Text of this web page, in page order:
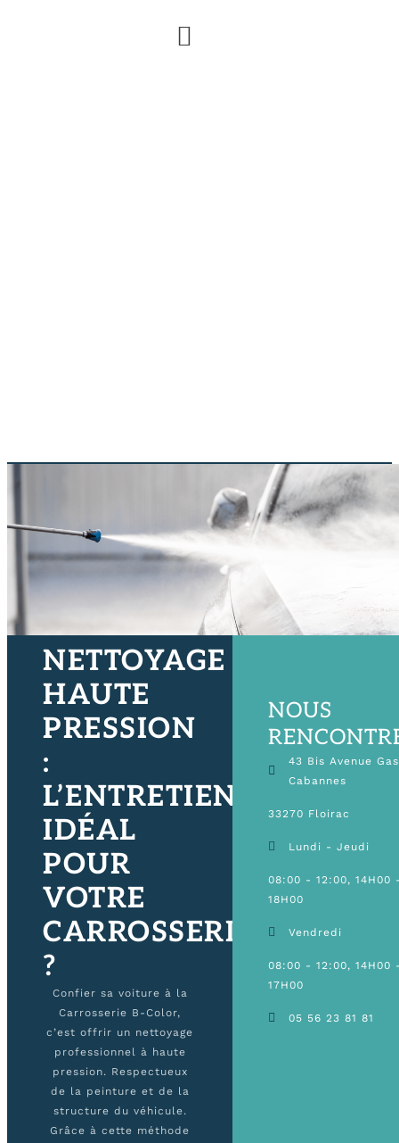
NETTOYAGE
HAUTE
PRESSION
:
L’ENTRETIEN
IDÉAL
POUR
VOTRE
CARROSSERIE
?
Confier sa voiture à la
Carrosserie B-Color,
c’est offrir un nettoyage
professionnel à haute
pression. Respectueux
de la peinture et de la
structure du véhicule.
Grâce à cette méthode
NOUS
43 Bis Avenue
Cabannes
33270 Floirac
Lundi - Jeudi
08:00 - 12:00, 14H00
18H00
Vendredi
08:00 - 12:00, 14H00
17H00
05 56 23 81 81